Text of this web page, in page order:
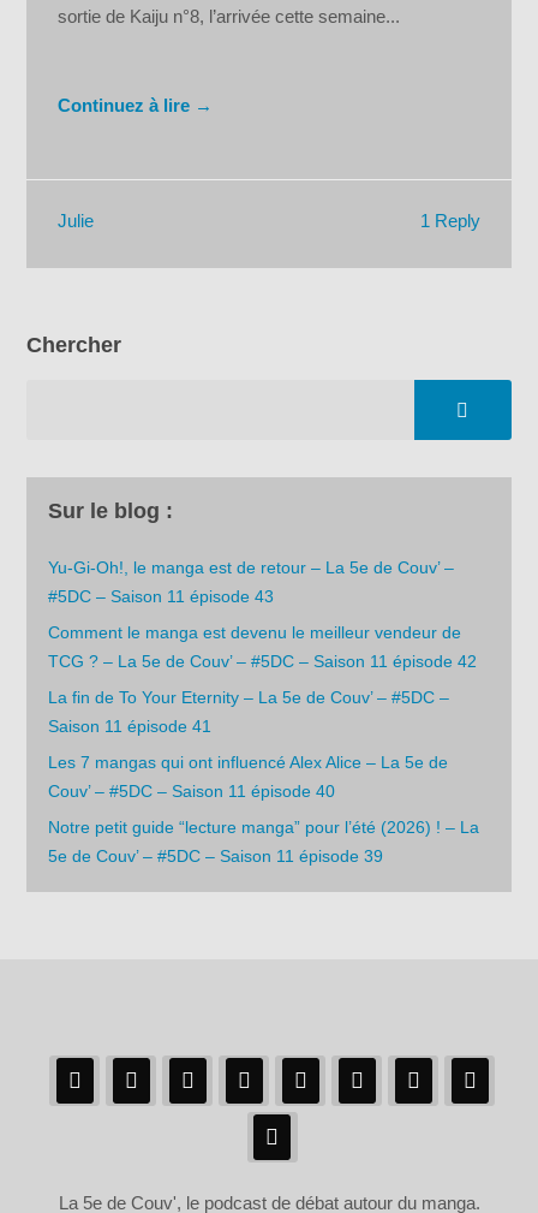
sortie de Kaiju n°8, l’arrivée cette semaine...
Continuez à lire →
1 Reply
Julie
Chercher
Sur le blog :
Yu-Gi-Oh!, le manga est de retour – La 5e de Couv’ –
#5DC – Saison 11 épisode 43
Comment le manga est devenu le meilleur vendeur de
TCG ? – La 5e de Couv’ – #5DC – Saison 11 épisode 42
La fin de To Your Eternity – La 5e de Couv’ – #5DC –
Saison 11 épisode 41
Les 7 mangas qui ont influencé Alex Alice – La 5e de
Couv’ – #5DC – Saison 11 épisode 40
Notre petit guide “lecture manga” pour l’été (2026) ! – La
5e de Couv’ – #5DC – Saison 11 épisode 39
La 5e de Couv', le podcast de débat autour du manga.